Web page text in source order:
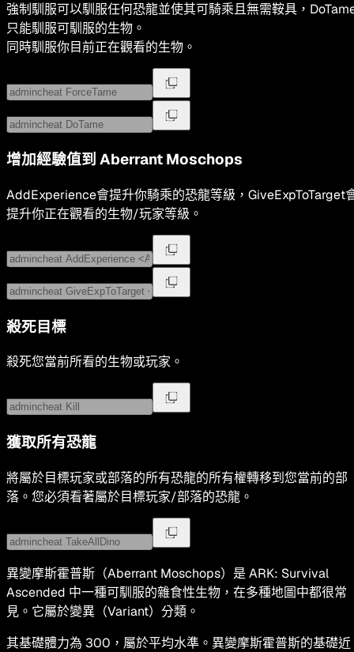
強制馴服可以馴服任何恐龍並使其可騎乘且無需鞍具，
只能馴服可馴服的生物。
同時馴服你目前正在觀看的生物。
增加經驗值到 Aberrant Moschops
AddExperience會提升你騎乘的恐龍等級，GiveExpToTarget
提升你正在觀看的生物/玩家等級。
殺死目標
殺死您當前所看的生物或玩家。
獲取所有恐龍
將屬於目標玩家或部落的所有恐龍的所有權轉移到您當前的部
落。您必須看著屬於目標玩家/部落的恐龍。
異變摩斯霍普斯（Aberrant Moschops）是 ARK: Survival
Ascended 中一種可馴服的雜食性生物，在多種地圖中都很常
見。它屬於變異（Variant）分類。
其基礎體力為 300，屬於平均水準。異變摩斯霍普斯的基礎近